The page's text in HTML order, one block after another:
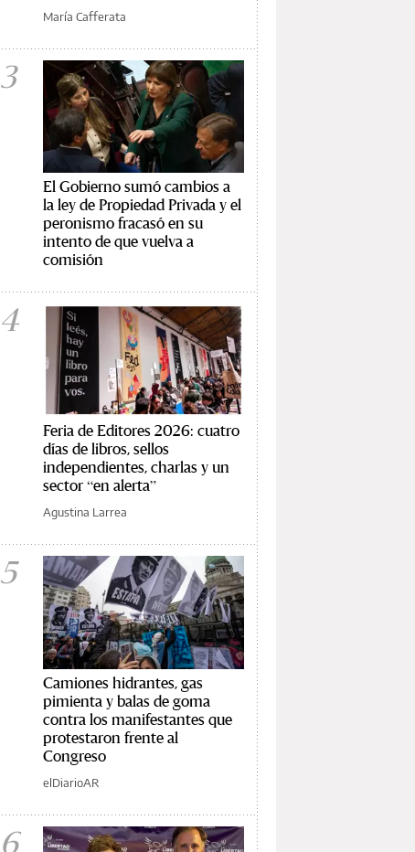
María Cafferata
3
El Gobierno sumó cambios a
la ley de Propiedad Privada y el
peronismo fracasó en su
intento de que vuelva a
comisión
4
Feria de Editores 2026: cuatro
días de libros, sellos
independientes, charlas y un
sector “en alerta”
Agustina Larrea
5
Camiones hidrantes, gas
pimienta y balas de goma
contra los manifestantes que
protestaron frente al
Congreso
elDiarioAR
6